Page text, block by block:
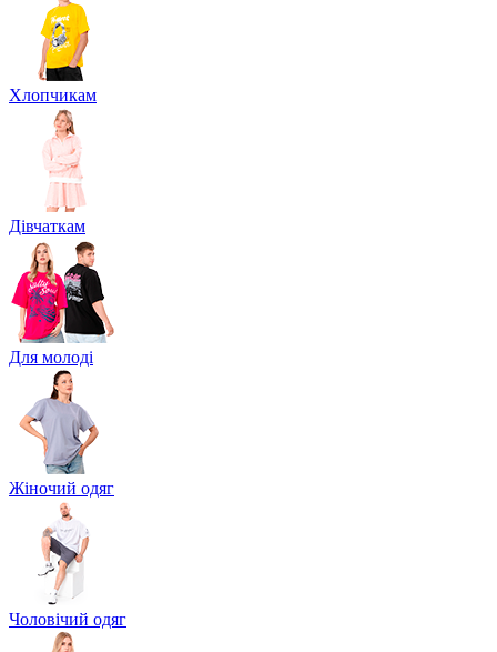
Хлопчикам
Дівчаткам
Для молоді
Жіночий одяг
Чоловічий одяг